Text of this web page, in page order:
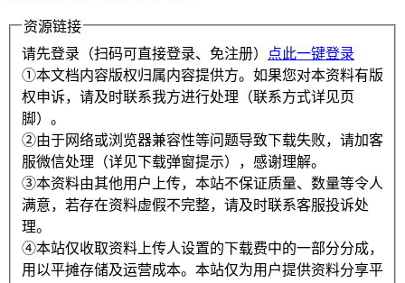
资源链接
请先登录（扫码可直接登录、免注册）
点此一键登录
①本文档内容版权归属内容提供方。如果您对本资料有版
权申诉，请及时联系我方进行处理（联系方式详见页
脚）。
②由于网络或浏览器兼容性等问题导致下载失败，请加客
服微信处理（详见下载弹窗提示），感谢理解。
③本资料由其他用户上传，本站不保证质量、数量等令人
满意，若存在资料虚假不完整，请及时联系客服投诉处
理。
④本站仅收取资料上传人设置的下载费中的一部分分成，
用以平摊存储及运营成本。本站仅为用户提供资料分享平